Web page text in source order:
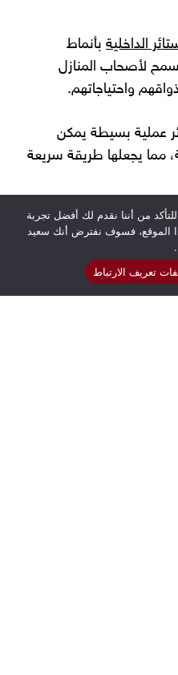
الداخليةبأنماط
لأصحاب المنازل
واحتياجاتهم.
عملية بسيطة يمكن
مما يجعلها طريقة سريعة
وتتطلب تنظيفًا
في بعض الأحيان.
يمكن للستائر أن
من أننا نقدم لك أفضل تجربة
الموقع، فسوف نفترض أنك سعيد
تعريف الارتباط